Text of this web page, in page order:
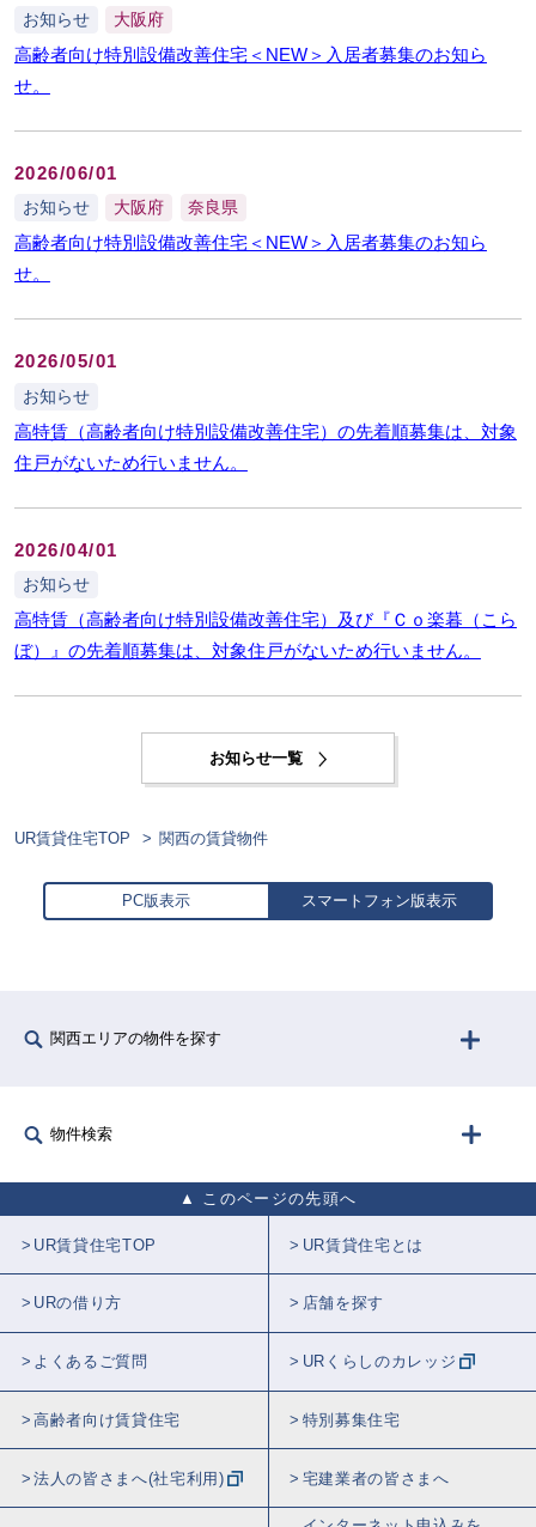
お知らせ 大阪府
高齢者向け特別設備改善住宅＜NEW＞入居者募集のお知ら
せ。
2026/06/01
お知らせ 大阪府 奈良県
高齢者向け特別設備改善住宅＜NEW＞入居者募集のお知ら
せ。
2026/05/01
お知らせ
高特賃（高齢者向け特別設備改善住宅）の先着順募集は、対象
住戸がないため行いません。
2026/04/01
お知らせ
高特賃（高齢者向け特別設備改善住宅）及び『Ｃｏ楽暮（こら
ぼ）』の先着順募集は、対象住戸がないため行いません。
お知らせ一覧
UR賃貸住宅TOP 関西の賃貸物件
PC版表示 スマートフォン版表示
関西エリアの物件を探す
物件検索
このページの先頭へ
UR賃貸住宅TOP UR賃貸住宅とは
URの借り方 店舗を探す
よくあるご質問 URくらしのカレッジ
高齢者向け賃貸住宅 特別募集住宅
法人の皆さまへ(社宅利用) 宅建業者の皆さまへ